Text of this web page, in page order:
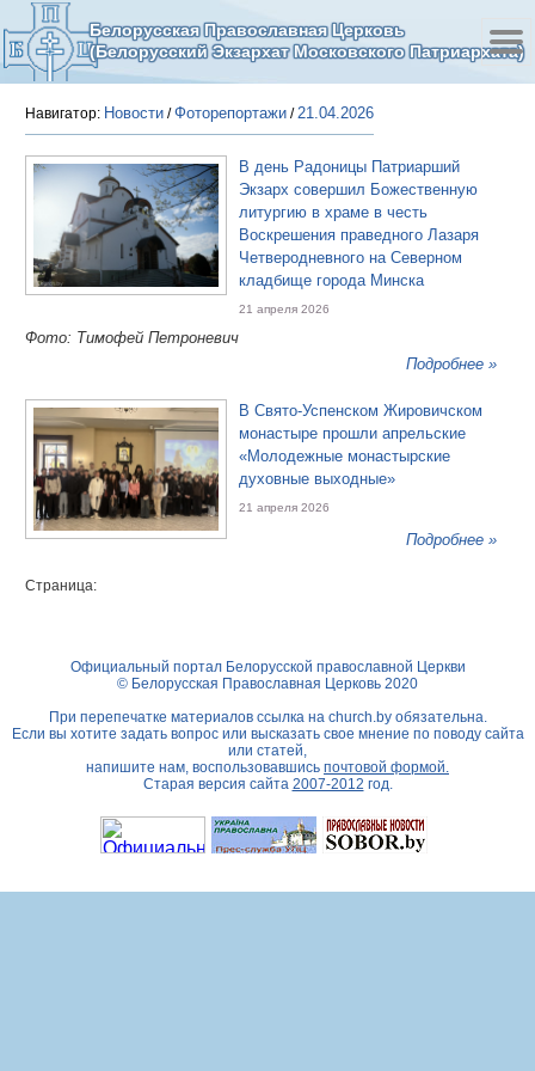
Белорусская Православная Церковь
(Белорусский Экзархат Московского Патриархата)
Навигатор: Новости /Фоторепортажи /21.04.2026
В день Радоницы Патриарший
Экзарх совершил Божественную
литургию в храме в честь
Воскрешения праведного Лазаря
Четверодневного на Северном
кладбище города Минска
21 апреля 2026
Фото: Тимофей Петроневич
Подробнее »
В Свято‑Успенском Жировичском
монастыре прошли апрельские
«Молодежные монастырские
духовные выходные»
21 апреля 2026
Подробнее »
Страница:
Официальный портал Белорусской православной Церкви
© Белорусская Православная Церковь 2020
При перепечатке материалов ссылка на church.byобязательна.
Если вы хотите задать вопрос или высказать свое мнение по поводу сайта
или статей,
напишите нам, воспользовавшись почтовой формой.
Старая версия сайта 2007-2012 год.